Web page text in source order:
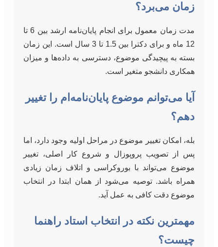
زمان می‌برد؟
مدت زمان معمول برای انجام پایان‌نامه ارشد بین 6 تا
12 ماه و برای دکترا بین 1.5 تا 3 سال است. این زمان
بسته به پیچیدگی موضوع، دسترسی به داده‌ها و میزان
همکاری دانشجو متغیر است.
آیا می‌توانم موضوع پایان‌نامه‌ام را تغییر
دهم؟
بله، امکان تغییر موضوع در مراحل اولیه وجود دارد، اما
پس از تصویب پروپوزال و شروع کار اصلی، تغییر
موضوع می‌تواند با بوروکراسی و اتلاف زمان زیادی
همراه باشد. توصیه می‌شود از همان ابتدا در انتخاب
موضوع دقت کافی به عمل آید.
مهمترین نکته در انتخاب استاد راهنما
چیست؟